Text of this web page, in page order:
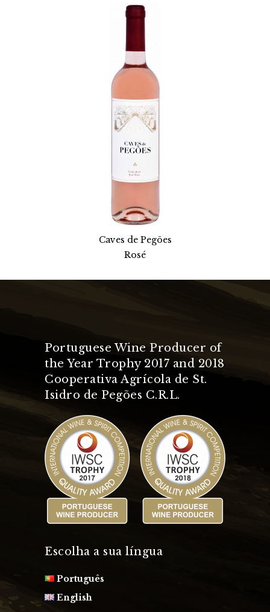
Caves de Pegões
Rosé
Portuguese Wine Producer of
the Year Trophy 2017 and 2018
Cooperativa Agrícola de St.
Isidro de Pegões C.R.L.
Escolha a sua língua
Português
English